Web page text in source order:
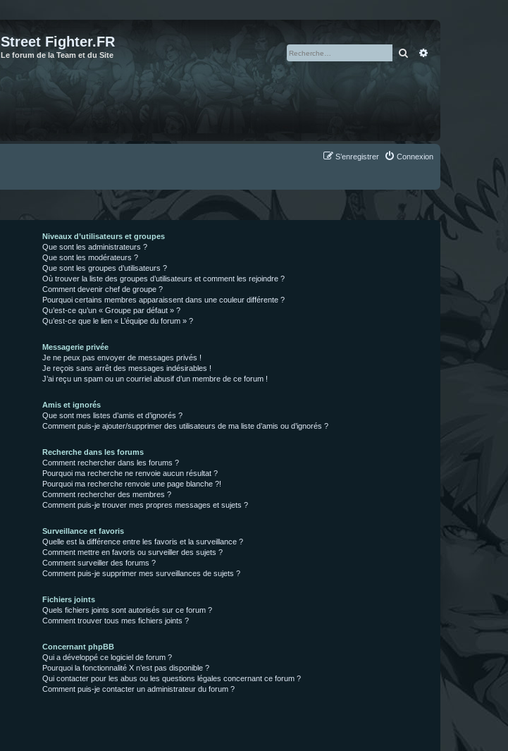
Street Fighter.FR
Le forum de la Team et du Site Rechercher
Connexion
S’enregistrer
Niveaux d’utilisateurs et groupes
Que sont les administrateurs ?
Que sont les modérateurs ?
Que sont les groupes d’utilisateurs ?
Où trouver la liste des groupes d’utilisateurs et comment les rejoindre ?
Comment devenir chef de groupe ?
Pourquoi certains membres apparaissent dans une couleur différente ?
Qu’est-ce qu’un « Groupe par défaut » ?
Qu’est-ce que le lien « L’équipe du forum » ?
Messagerie privée
Je ne peux pas envoyer de messages privés !
Je reçois sans arrêt des messages indésirables !
J’ai reçu un spam ou un courriel abusif d’un membre de ce forum !
Amis et ignorés
Que sont mes listes d’amis et d’ignorés ?
Comment puis-je ajouter/supprimer des utilisateurs de ma liste d’amis ou d’ignorés ?
Recherche dans les forums
Comment rechercher dans les forums ?
Pourquoi ma recherche ne renvoie aucun résultat ?
Pourquoi ma recherche renvoie une page blanche ?!
Comment rechercher des membres ?
Comment puis-je trouver mes propres messages et sujets ?
Surveillance et favoris
Quelle est la différence entre les favoris et la surveillance ?
Comment mettre en favoris ou surveiller des sujets ?
Comment surveiller des forums ?
Comment puis-je supprimer mes surveillances de sujets ?
Fichiers joints
Quels fichiers joints sont autorisés sur ce forum ?
Comment trouver tous mes fichiers joints ?
Concernant phpBB
Qui a développé ce logiciel de forum ?
Pourquoi la fonctionnalité X n’est pas disponible ?
Qui contacter pour les abus ou les questions légales concernant ce forum ?
Comment puis-je contacter un administrateur du forum ?